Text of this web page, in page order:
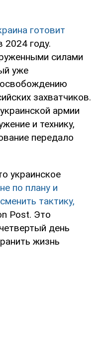
готовит
2024 году.
силами
уже
захватчиков.
армии
и технику,
передало
украинское
по плану и
тактику,
Post. Это
день
жизнь